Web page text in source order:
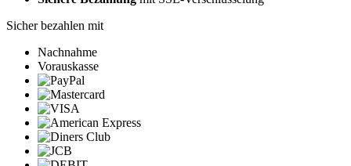
Sicher bezahlen mit
Nachnahme
Vorauskasse